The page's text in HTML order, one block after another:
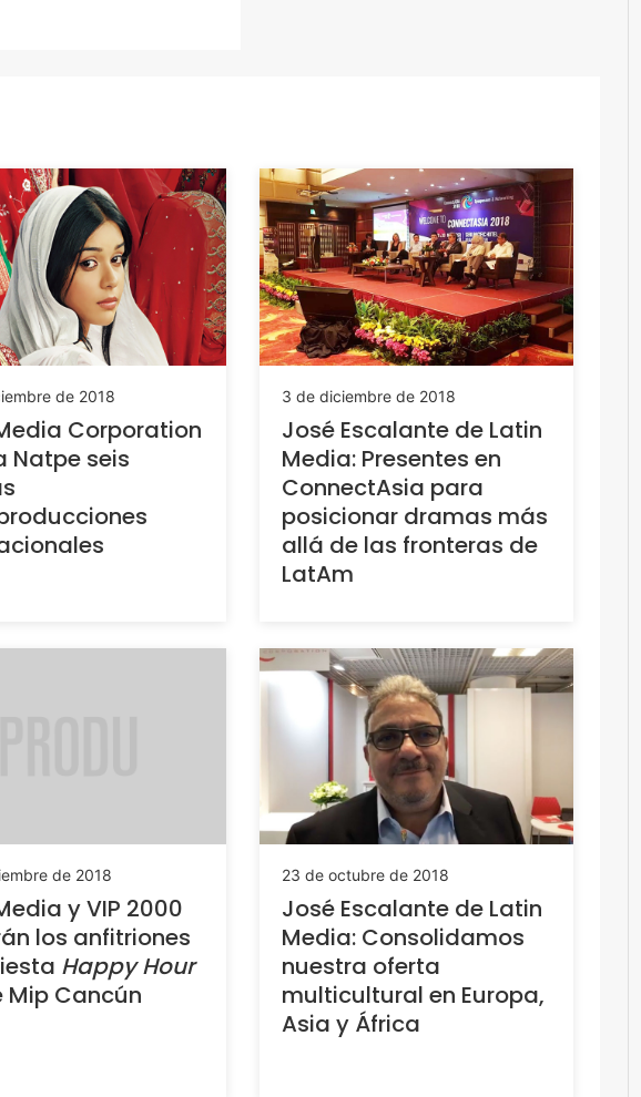
de 2018
Corporation
Natpe seis
3 de diciembre de 2018
José Escalante de Latin
Media: Presentes en
ConnectAsia para
posicionar dramas más
allá de las fronteras de
LatAm
de 2018
y VIP 2000
los anfitriones
Happy Hour
Cancún
23 de octubre de 2018
José Escalante de Latin
Media: Consolidamos
nuestra oferta
multicultural en Europa,
Asia y África